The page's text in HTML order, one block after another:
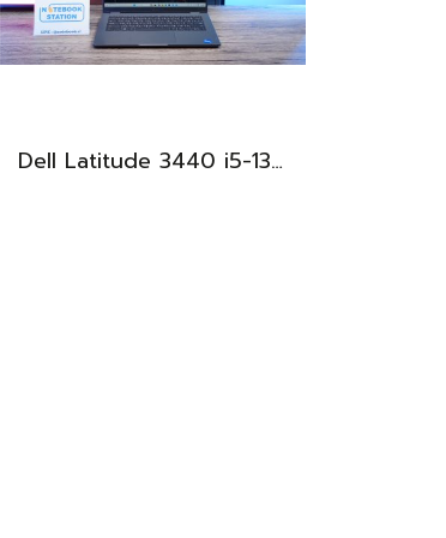
Dell Latitude 3440 i5-1335U Ram8 SSD512 จอ14นิ้ว สเปคดี คีย์บอร์ดไฟ เครื่องประมวลผลไวพร้อมใช้งาน เพียง 13,990.-